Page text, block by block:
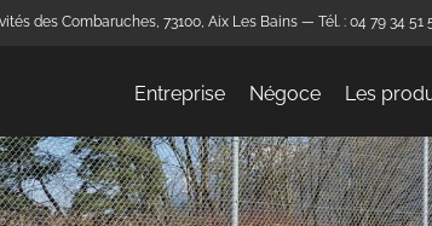
des Combaruches, 73100, Aix Les Bains — Tél. : 04 79 34 51
Entreprise Négoce Les